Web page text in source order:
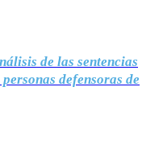
de las sentencias
defensoras de